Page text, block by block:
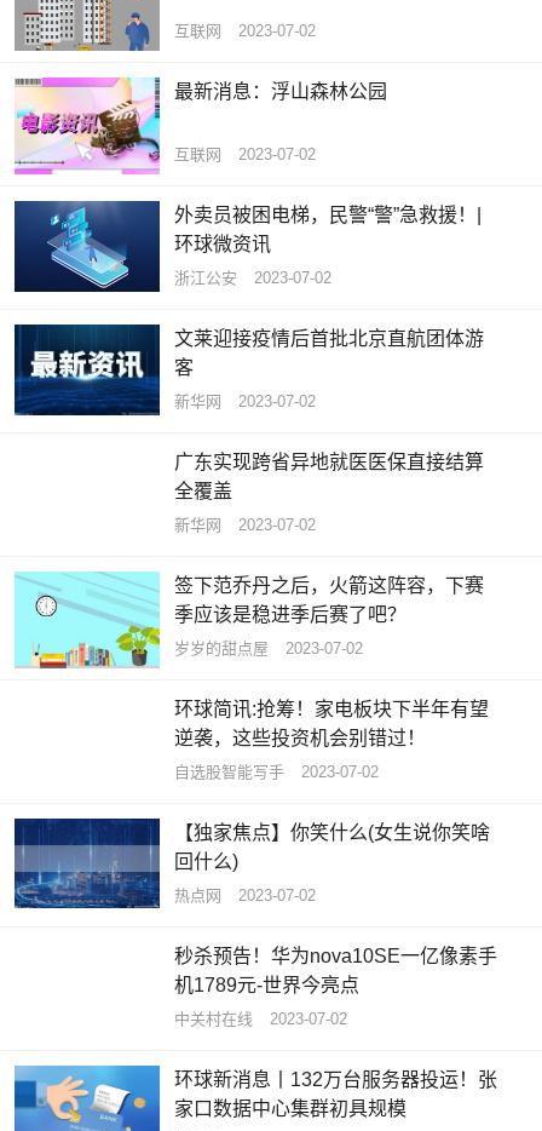
互联网 2023-07-02
最新消息：浮山森林公园
互联网 2023-07-02
外卖员被困电梯，民警“警”急救援！|
环球微资讯
浙江公安 2023-07-02
文莱迎接疫情后首批北京直航团体游
客
新华网 2023-07-02
广东实现跨省异地就医医保直接结算
全覆盖
新华网 2023-07-02
签下范乔丹之后，火箭这阵容，下赛
季应该是稳进季后赛了吧？
岁岁的甜点屋 2023-07-02
环球简讯:抢筹！家电板块下半年有望
逆袭，这些投资机会别错过！
自选股智能写手 2023-07-02
【独家焦点】你笑什么(女生说你笑啥
回什么)
热点网 2023-07-02
秒杀预告！华为nova10SE一亿像素手
机1789元-世界今亮点
中关村在线 2023-07-02
环球新消息丨132万台服务器投运！张
家口数据中心集群初具规模